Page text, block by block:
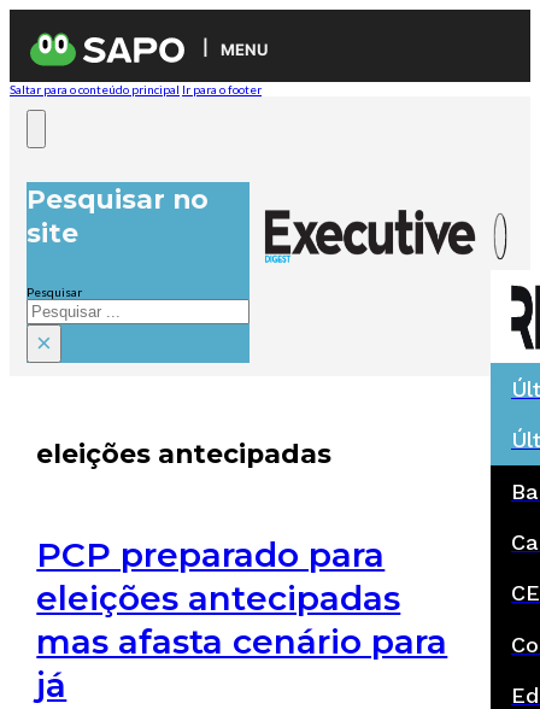
MENU
Saltar para o conteúdo principal Ir para o footer
Pesquisar no
site
Pesquisar
×
eleições antecipadas
PCP preparado para
eleições antecipadas
mas afasta cenário para
já